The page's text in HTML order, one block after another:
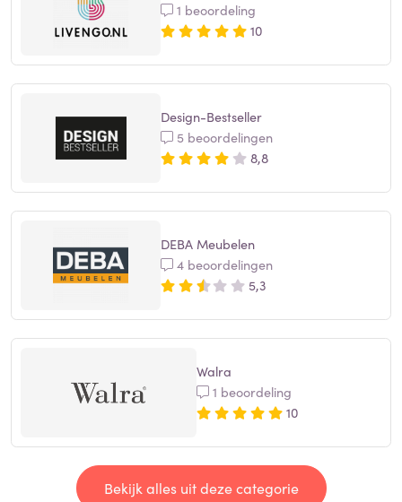
1 beoordeling
10
Design-Bestseller
5 beoordelingen
8,8
DEBA Meubelen
4 beoordelingen
5,3
Walra
1 beoordeling
10
Bekijk alles uit deze categorie